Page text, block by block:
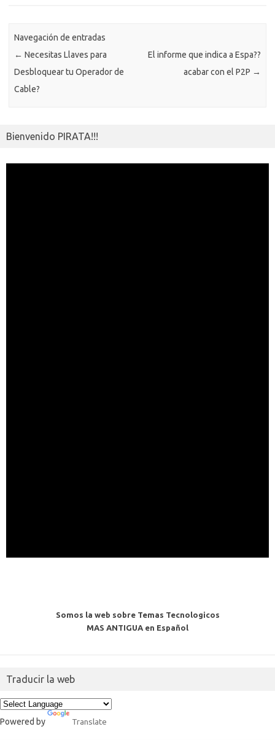
i
ti
r
Navegación de entradas
← Necesitas Llaves para
Desbloquear tu Operador de
Cable?
El informe que indica a Espa??
acabar con el P2P →
Bienvenido PIRATA!!!
Somos la web sobre Temas Tecnologicos
MAS ANTIGUA en Español
Traducir la web
Powered by Translate